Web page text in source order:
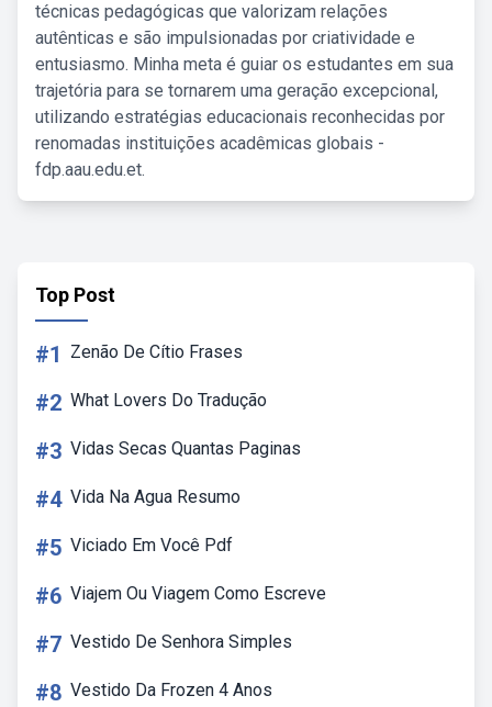
técnicas pedagógicas que valorizam relações
autênticas e são impulsionadas por criatividade e
entusiasmo. Minha meta é guiar os estudantes em sua
trajetória para se tornarem uma geração excepcional,
utilizando estratégias educacionais reconhecidas por
renomadas instituições acadêmicas globais -
fdp.aau.edu.et.
Top Post
#1 Zenão De Cítio Frases
#2 What Lovers Do Tradução
#3 Vidas Secas Quantas Paginas
#4 Vida Na Agua Resumo
#5 Viciado Em Você Pdf
#6 Viajem Ou Viagem Como Escreve
#7 Vestido De Senhora Simples
#8 Vestido Da Frozen 4 Anos